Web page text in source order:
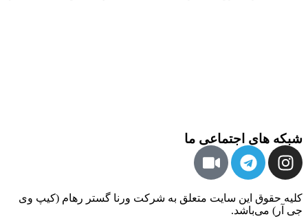
شبکه های اجتماعی ما
کلیه حقوق این سایت متعلق به شرکت ورنا گستر رهام (کیپ وی
جی آر) می‌باشد.